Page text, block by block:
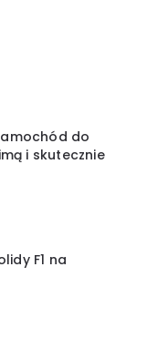
do
i skutecznie
F1 na